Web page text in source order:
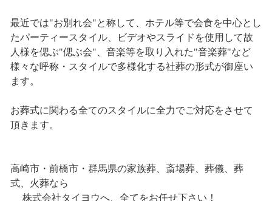
最近では"お別れ会"と称して、ホテル等で会食を中心とし
たパーティースタイル、ビデオやスライドを使用して故
人様を偲ぶ"偲ぶ会"、音楽等を取り入れた"音楽葬"など
様々な呼称・スタイルで多様化する社葬の形式が御座い
ます。
お葬式に関わる全てのスタイルに全力でご対応をさせて
頂きます。
高崎市・前橋市・群馬県の家族葬、斎場葬、葬儀、葬
式、火葬なら
株式会社タイヨウへ、全てをお任せ下さい！